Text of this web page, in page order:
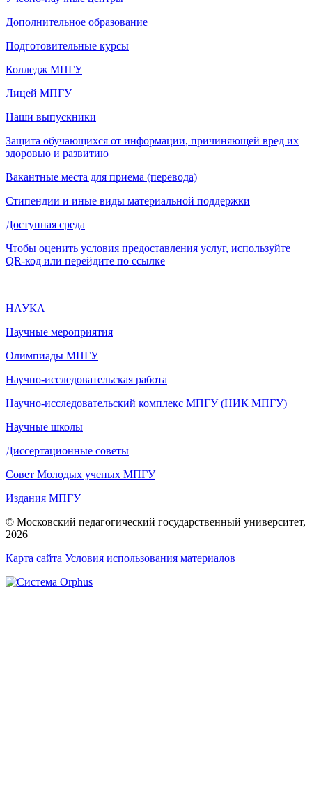
Дополнительное образование
Подготовительные курсы
Колледж МПГУ
Лицей МПГУ
Наши выпускники
Защита обучающихся от информации, причиняющей вред их
здоровью и развитию
Вакантные места для приема (перевода)
Стипендии и иные виды материальной поддержки
Доступная среда
Чтобы оценить условия предоставления услуг, используйте
QR-код или перейдите по ссылке
НАУКА
Научные мероприятия
Олимпиады МПГУ
Научно-исследовательская работа
Научно-исследовательский комплекс МПГУ (НИК МПГУ)
Научные школы
Диссертационные советы
Совет Молодых ученых МПГУ
Издания МПГУ
© Московский педагогический государственный университет,
2026
Карта сайта Условия использования материалов